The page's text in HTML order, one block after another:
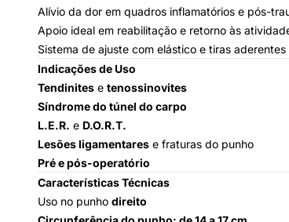
Alívio da dor em quadros inflamatórios e pós-
Apoio ideal em reabilitação e retorno às
Sistema de ajuste com elástico e tiras aderentes
Indicações de Uso
Tendinites e tenossinovites
Síndrome do túnel do carpo
L.E.R. e D.O.R.T.
Lesões ligamentares e fraturas do punho
Pré e pós-operatório
Características Técnicas
Uso no punho direito